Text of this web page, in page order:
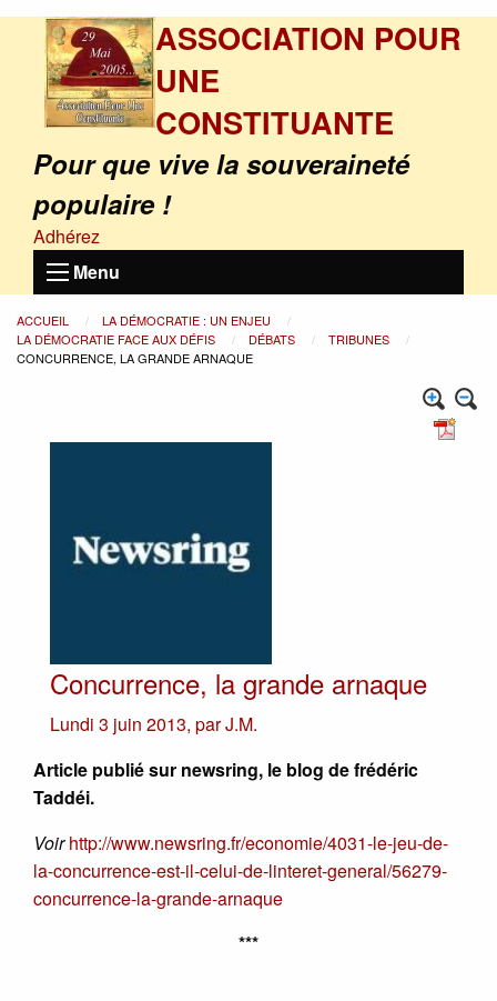
ASSOCIATION POUR
UNE
CONSTITUANTE
Pour que vive la souveraineté
populaire !
Adhérez
Menu
ACCUEIL
LA DÉMOCRATIE : UN ENJEU
LA DÉMOCRATIE FACE AUX DÉFIS
DÉBATS
TRIBUNES
CONCURRENCE, LA GRANDE ARNAQUE
Concurrence, la grande arnaque
Lundi 3 juin 2013, parJ.M.
Article publié sur newsring, le blog de frédéric
Taddéi.
Voir http://www.newsring.fr/economie/4031-le-jeu-de-
la-concurrence-est-il-celui-de-linteret-general/56279-
concurrence-la-grande-arnaque
***